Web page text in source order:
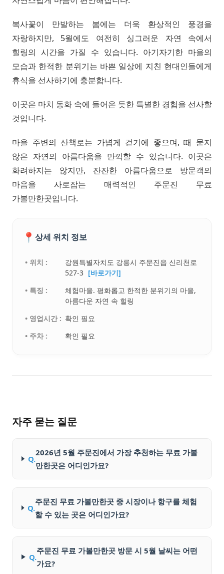
복사꽃이 만발하는 봄에는 더욱 환상적인 풍경을
자랑하지만, 5월에도 여전히 싱그러운 자연 속에서
힐링의 시간을 가질 수 있습니다. 아기자기한 마을의
모습과 한적한 분위기는 바쁜 일상에 지친 현대인들에게
휴식을 선사하기에 충분합니다.
이곳은 마치 동화 속에 들어온 듯한 특별한 경험을 선사할
것입니다.
마을 주변의 산책로는 가볍게 걷기에 좋으며, 때 묻지
않은 자연의 아름다움을 만끽할 수 있습니다. 이곳은
화려하지는 않지만, 잔잔한 아름다움으로 방문객의
마음을 사로잡는 매력적인 주문진 무료
가볼만한곳입니다.
📍 상세 위치 정보
• 위치 :
강원특별자치도 강릉시 주문진읍 신리천로
527-3 [바로가기]
• 특징 :
체험마을. 평화롭고 한적한 분위기의 마을,
아름다운 자연 속 힐링
• 영업시간 : 확인 필요
• 주차 :
확인 필요
자주 묻는 질문
Q.
2026년 5월 주문진에서 가장 추천하는 무료 가볼
만한곳은 어디인가요?
Q.
주문진 무료 가볼만한곳 중 시장이나 항구를 체험
할 수 있는 곳은 어디인가요?
Q.
주문진 무료 가볼만한곳 방문 시 5월 날씨는 어떤
가요?